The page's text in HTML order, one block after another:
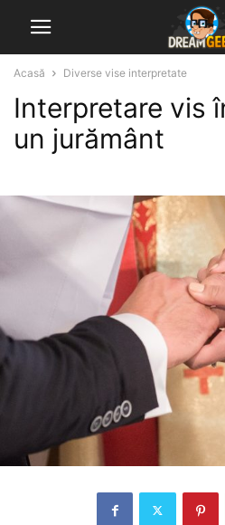
Acasă Diverse vise interpretate
Interpretare vis
un jurământ